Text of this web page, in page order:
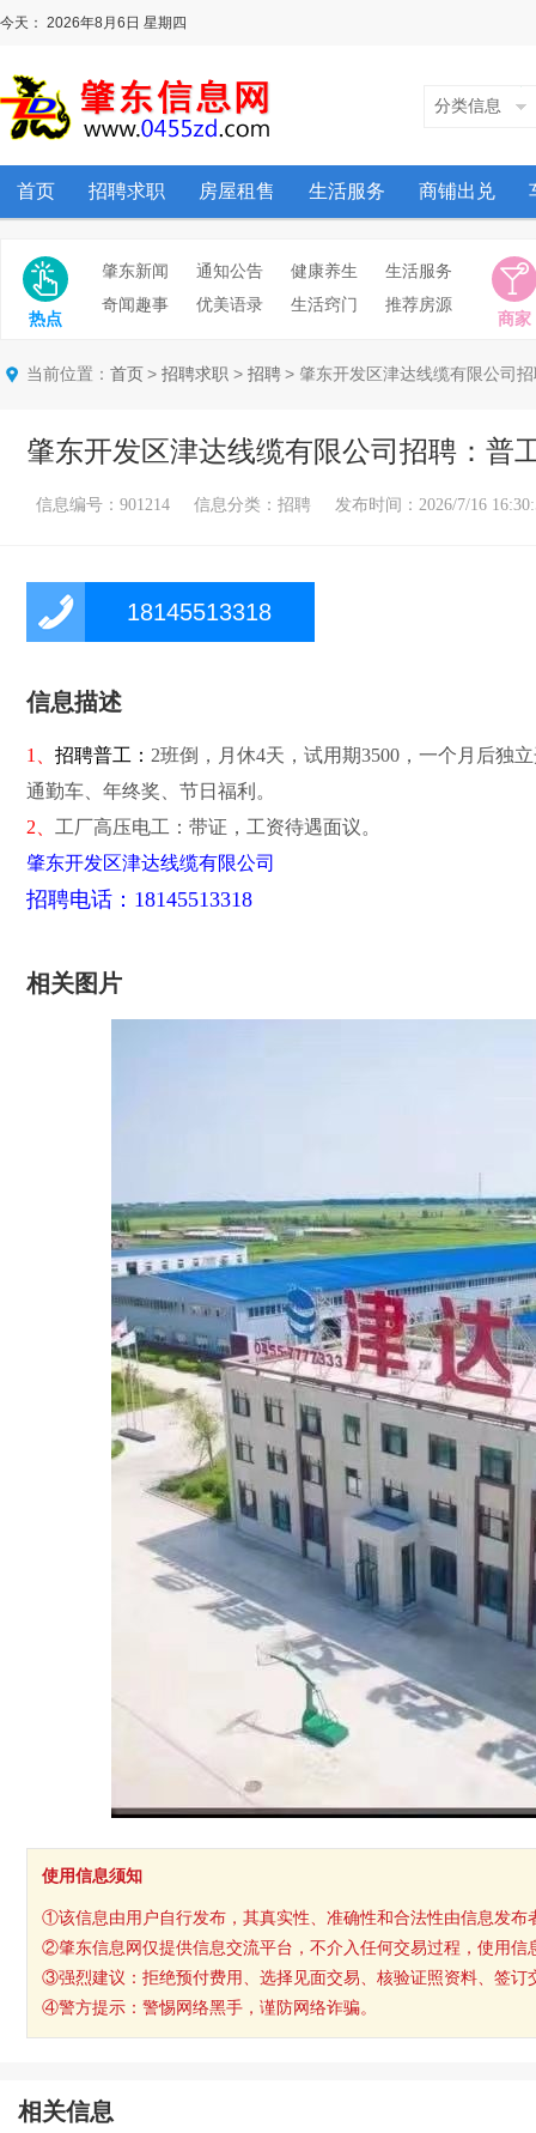
今天： 2026年8月6日 星期四
分类信息
首页 招聘求职 房屋租售 生活服务 商铺出兑
肇东新闻 通知公告 健康养生
生活服务
奇闻趣事
优美语录 生活窍门 推荐房源
热点 商家
当前位置： 首页 > 招聘求职 > 招聘 > 肇东开发区津达线缆有限公司
肇东开发区津达线缆有限公司招聘：普
信息编号：901214 信息分类：招聘 发布时间：2026/7/16
18145513318
信息描述
1、 招聘普工： 2班倒，月休4天，试用期3500，一个月后独
通勤车、年终奖、节日福利。
2、 工厂高压电工：带证，工资待遇面议。
肇东开发区津达线缆有限公司
招聘电话： 18145513318
相关图片
使用信息须知
①该信息由用户自行发布，其真实性、准确性和合法性由信息发布
②肇东信息网仅提供信息交流平台，不介入任何交易过程，使用信
③强烈建议：拒绝预付费用、选择见面交易、核验证照资料、签订
④警方提示：警惕网络黑手，谨防网络诈骗。
相关信息